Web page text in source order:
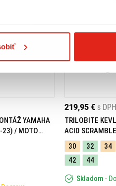
YAMAHA
23) / MOTO
219,95 € s DPH
TRILOBITE
ACID
30
32 34
42
44
Skladom -